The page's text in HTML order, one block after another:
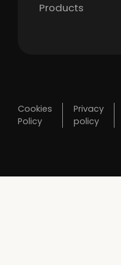
Products
Cookies
Policy
Privacy
policy